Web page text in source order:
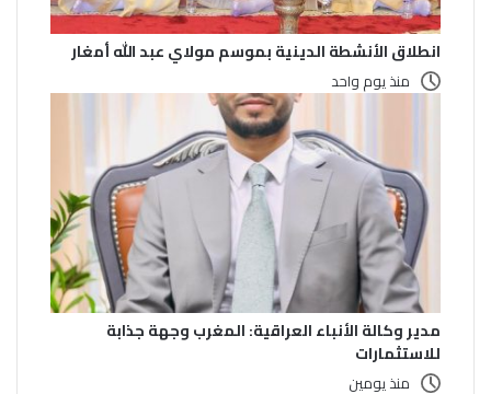
انطلاق الأنشطة الدينية بموسم مولاي عبد الله أمغار
منذ يوم واحد
مدير وكالة الأنباء العراقية: المغرب وجهة جذابة
للاستثمارات
منذ يومين